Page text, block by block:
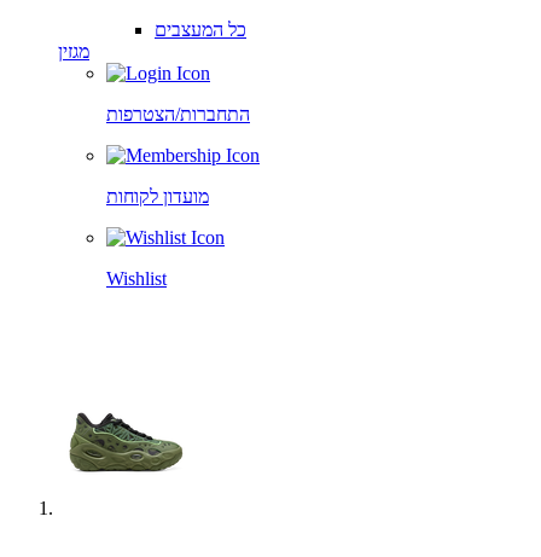
כל המעצבים
מגזין
התחברות/הצטרפות
מועדון לקוחות
Wishlist